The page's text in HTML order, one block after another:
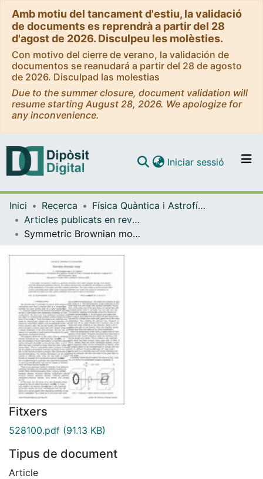
Amb motiu del tancament d'estiu, la validació
de documents es reprendrà a partir del 28
d'agost de 2026. Disculpeu les molèsties.
Con motivo del cierre de verano, la validación de
documentos se reanudará a partir del 28 de agosto
de 2026. Disculpad las molestias
Due to the summer closure, document validation will
resume starting August 28, 2026. We apologize for
any inconvenience.
Navega per tot el DD
Contacte
Iniciar sessió (current)
Inici Recerca
Física Quàntica i Astrofísica
Articles publicats en revistes (Física Quàntica i Astrofísica)
Symmetric Brownian motor
Fitxers
528100.pdf (91.13 KB)
Tipus de document
Article